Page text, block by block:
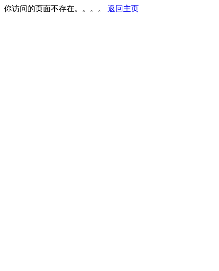
你访问的页面不存在。。。。 返回主页